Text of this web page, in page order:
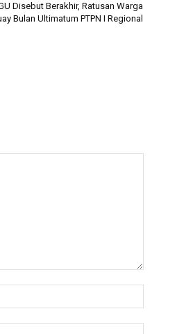
Disebut Berakhir, Ratusan Warga
Bulan Ultimatum PTPN I Regional